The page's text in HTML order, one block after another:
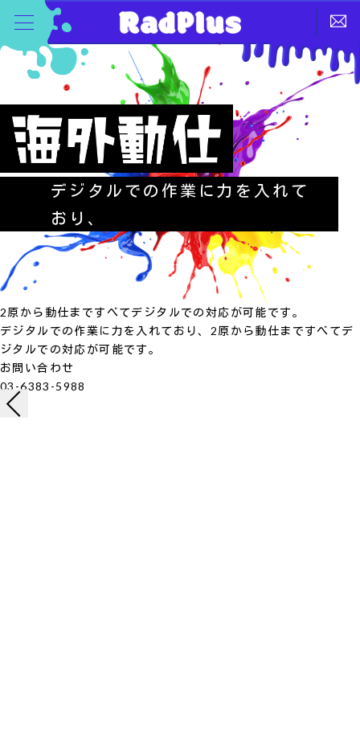
デジタルでの作業に力を入れて
おり、
2原から動仕まですべてデジタルでの対応が可能です。
デジタルでの作業に力を入れており、2原から動仕まですべてデ
ジタルでの対応が可能です。
お問い合わせ
03-6383-5988